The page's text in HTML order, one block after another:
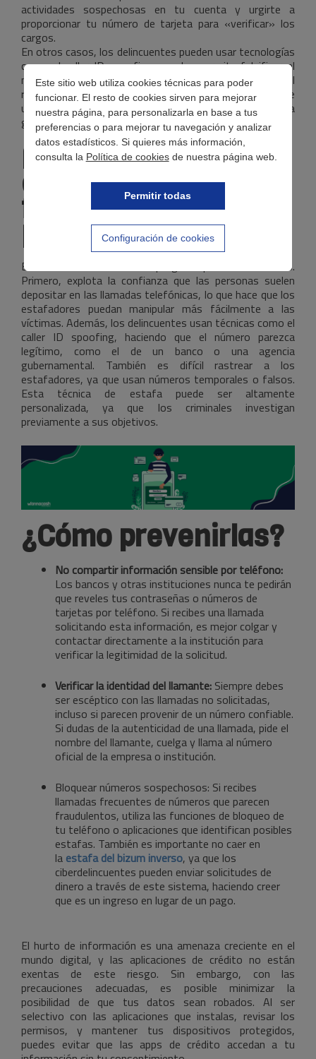
Este sitio web utiliza cookies técnicas para poder
funcionar. El resto de cookies sirven para mejorar
nuestra página, para personalizarla en base a tus
preferencias o para mejorar tu navegación y analizar
datos estadísticos. Si quieres más información,
consulta la Política de cookiesde nuestra página web.
Permitir todas
Configuración de cookies
actividades sospechosas en tu cuenta y urgirte a
proporcionar tu número de tarjeta para «verificar» los
cargos.
En otros casos, los delincuentes pueden usar tecnologías
como el caller ID spoofing, que les permite falsificar el
número de teléfono que aparece en la pantalla del
receptor. Esto hace que la llamada parezca provenir de
una fuente confiable, como un banco o una agencia
gubernamental.
Razones por las que
esta técnica
fraudulenta es
peligrosa
Este método de estafa es peligroso por varias razones.
Primero, explota la confianza que las personas suelen
depositar en las llamadas telefónicas, lo que hace que los
estafadores puedan manipular más fácilmente a las
víctimas. Además, los delincuentes usan técnicas como el
caller ID spoofing, haciendo que el número parezca
legítimo, como el de un banco o una agencia
gubernamental. También es difícil rastrear a los
estafadores, ya que usan números temporales o falsos.
Esta técnica de estafa puede ser altamente
personalizada, ya que los criminales investigan
previamente a sus objetivos.
¿Cómo prevenirlas?
No compartir información sensible por teléfono:
Los bancos y otras instituciones nunca te pedirán
que reveles tus contraseñas o números de
tarjetas por teléfono. Si recibes una llamada
solicitando esta información, es mejor colgar y
contactar directamente a la institución para
verificar la legitimidad de la solicitud.
Verificar la identidad del llamante: Siempre debes
ser escéptico con las llamadas no solicitadas,
incluso si parecen provenir de un número confiable.
Si dudas de la autenticidad de una llamada, pide el
nombre del llamante, cuelga y llama al número
oficial de la empresa o institución.
Bloquear números sospechosos: Si recibes
llamadas frecuentes de números que parecen
fraudulentos, utiliza las funciones de bloqueo de
tu teléfono o aplicaciones que identifican posibles
estafas. También es importante no caer en
la estafa del bizum inverso, ya que los
ciberdelincuentes pueden enviar solicitudes de
dinero a través de este sistema, haciendo creer
que es un ingreso en lugar de un pago.
El hurto de información es una amenaza creciente en el
mundo digital, y las aplicaciones de crédito no están
exentas de este riesgo. Sin embargo, con las
precauciones adecuadas, es posible minimizar la
posibilidad de que tus datos sean robados. Al ser
selectivo con las aplicaciones que instalas, revisar los
permisos, y mantener tus dispositivos protegidos,
puedes evitar que las apps de crédito accedan a tu